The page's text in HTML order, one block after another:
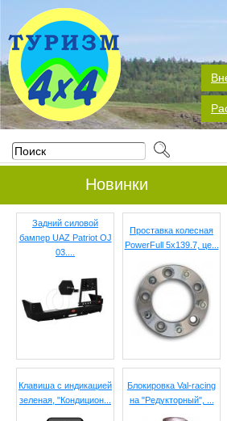
Новинки
Задний силовой
бампер UAZ Patriot OJ
03....
Проставка колесная
PowerFull 5x139.7, це...
Клавиша с индикацией
зеленая, "Кондицион...
Блокировка Val-racing
на "Редукторный", ...